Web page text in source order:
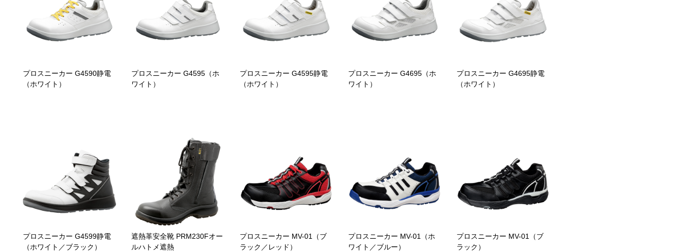
プロスニーカー G4590静電
（ホワイト）
プロスニーカー G4595（ホ
ワイト）
プロスニーカー G4595静電
（ホワイト）
プロスニーカー G4695（ホ
ワイト）
プロスニーカー G4695静電
（ホワイト）
プロスニーカー G4599静電
（ホワイト／ブラック）
遮熱革安全靴 PRM230Fオー
ルハトメ遮熱
プロスニーカー MV-01（ブ
ラック／レッド）
プロスニーカー MV-01（ホ
ワイト／ブルー）
プロスニーカー MV-01（ブ
ラック）